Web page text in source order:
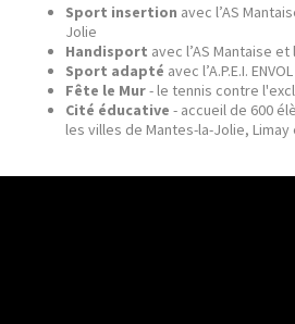
Sport insertion avec l’AS
Jolie
Handisport avec l’AS Mantaise
Sport adapté avec l’A.P.E.I. ENVOL
Fête le Mur- le tennis contre
Cité éducative - accueil de 600
les villes de Mantes-la-Jolie, Limay